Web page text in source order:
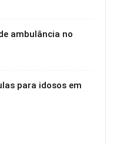
ambulância no
para idosos em